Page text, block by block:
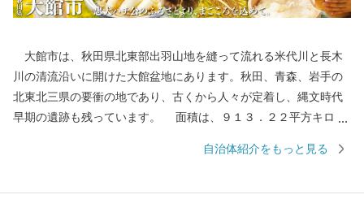
大館市は、秋田県北東部出羽山地を縫って流れる米代川と長木
川の清流沿いに開けた大館盆地にあります。秋田、青森、岩手の
北東北三県の要衝の地であり、古くから人々が定着し、縄文時代
早期の遺跡も残っています。 面積は、９１３．２２平方キロメ
能代空港）や日本海沿岸東北自動車道などの高速交通体系の整備
自治体紹介をもっと見る